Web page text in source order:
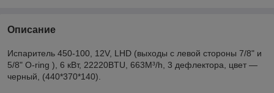
Описание
Испаритель 450-100, 12V, LHD (выходы с левой стороны 7/8" и
5/8" O-ring ), 6 кВт, 22220BTU, 663M³/h, 3 дефлектора, цвет —
черный, (440*370*140).